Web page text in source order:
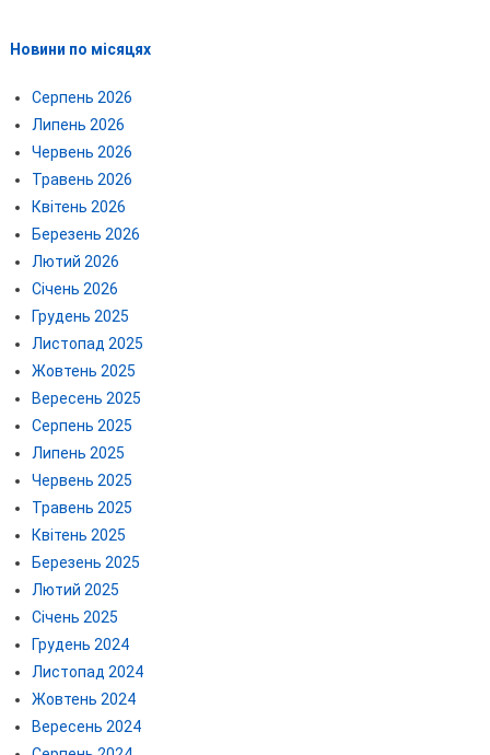
Новини по місяцях
Серпень 2026
Липень 2026
Червень 2026
Травень 2026
Квітень 2026
Березень 2026
Лютий 2026
Січень 2026
Грудень 2025
Листопад 2025
Жовтень 2025
Вересень 2025
Серпень 2025
Липень 2025
Червень 2025
Травень 2025
Квітень 2025
Березень 2025
Лютий 2025
Січень 2025
Грудень 2024
Листопад 2024
Жовтень 2024
Вересень 2024